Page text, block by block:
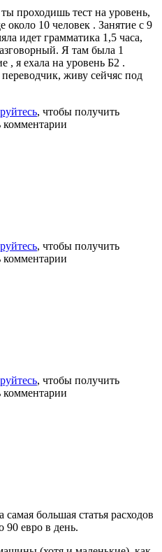
проходишь тест на уровень,
около 10 человек . Занятие с 9
идет грамматика 1,5 часа,
Я там была 1
, я ехала на уровень Б2 .
переводчик, живу сейчяс под
, чтобы получить
комментарии
, чтобы получить
комментарии
, чтобы получить
комментарии
большая статья расходов
90 евро в день.